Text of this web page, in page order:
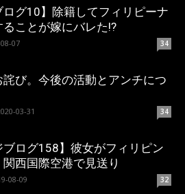
ログ10】除籍してフィリピーナ
ることが嫁にバレた!?
07 34
詫び。今後の活動とアンチにつ
03-31 34
ブログ158】彼女がフィリピン
西国際空港で見送り
08-09 32